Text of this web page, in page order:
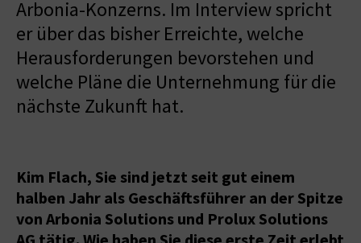
Arbonia-Konzerns. Im Interview spricht
er über das bisher Erreichte, welche
Herausforderungen bevorstehen und
welche Pläne die Unternehmung für die
nächste Zukunft hat.
Kim Flach, Sie sind jetzt seit gut einem
halben Jahr als Geschäftsführer an der Spitze
von Arbonia Solutions und Prolux Solutions